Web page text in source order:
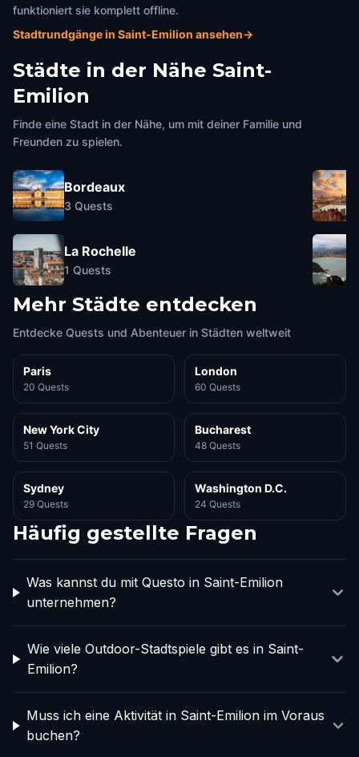
funktioniert sie komplett offline.
Stadtrundgänge in Saint-Emilion ansehen→
Städte in der Nähe Saint-
Emilion
Finde eine Stadt in der Nähe, um mit deiner Familie und
Freunden zu spielen.
Bordeaux
3 Quests
La Rochelle
1 Quests
Mehr Städte entdecken
Entdecke Quests und Abenteuer in Städten weltweit
Paris
20 Quests
London
60 Quests
New York City
51 Quests
Bucharest
48 Quests
Sydney
29 Quests
Washington D.C.
24 Quests
Häufig gestellte Fragen
Was kannst du mit Questo in Saint-Emilion
unternehmen?
Wie viele Outdoor-Stadtspiele gibt es in Saint-
Emilion?
Muss ich eine Aktivität in Saint-Emilion im Voraus
buchen?